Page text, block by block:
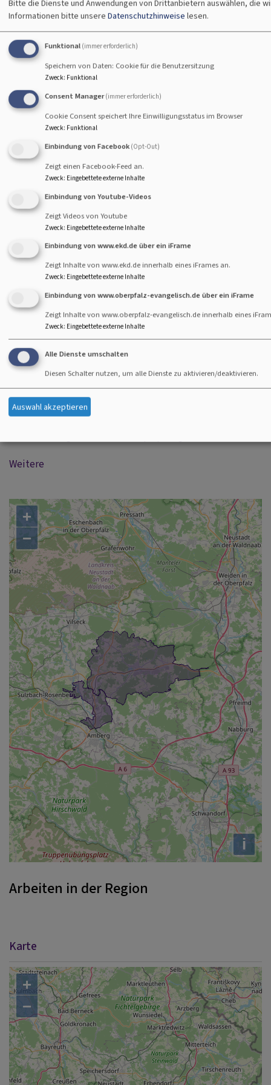
Christopher Street Day in Nürnberg: "Wir stehen als
Gesellschaft und als Kirche zusammen"
72 Stunden: Bayerische Posaunenchöre stellen
Hiroshima und Nagasaki: Friedensgruppen erinnern an
Atombombenabwürfe
Weidenkirche Pappenheim: "Segen2Ride"
500 Jahre Melanchthon-Schule: Glaube macht den
Unterschied
"Herzen hoch für dich!"
BR-Radltour: Mit Gottes Segen unterwegs
Windsbacher Knabenchor: "jung & laut"
Trauerbegleitung: Abschied nehmen – auch online
Begleitung für Familien: Die Glaubensentdecker
Augsburger Hohes Friedensfest 2026: Frieden braucht
Lila Nacht & Fest der weltweiten Kirche: Die Kirche, und
wie sie sein soll
Fernsehgottesdienst: "Segnet, die euch verfluchen!"
Evangelische Jugend Nürnberg: Bürgerpreis für
"Brügg'nbauer"
Weitere
+
−
i
Arbeiten in der Region
Karte
+
−
Bitte die Dienste und Anwendungen von Drittanbietern auswählen, die
Informationen bitte unsere Datenschutzhinweise lesen.
Funktional (immer erforderlich)
Speichern von Daten: Cookie für die Benutzersitzung
Zweck: Funktional
Consent Manager (immer erforderlich)
Cookie Consent speichert Ihre Einwilligungsstatus im Browser
Zweck: Funktional
Einbindung von Facebook (Opt-Out)
Zeigt einen Facebook-Feed an.
Zweck: Eingebettete externe Inhalte
Einbindung von Youtube-Videos
Zeigt Videos von Youtube
Zweck: Eingebettete externe Inhalte
Einbindung von www.ekd.de über ein iFrame
Zeigt Inhalte von www.ekd.de innerhalb eines iFrames an.
Zweck: Eingebettete externe Inhalte
Einbindung von www.oberpfalz-evangelisch.de über ein iFrame
Zeigt Inhalte von www.oberpfalz-evangelisch.de innerhalb eines
Zweck: Eingebettete externe Inhalte
Alle Dienste umschalten
Diesen Schalter nutzen, um alle Dienste zu aktivieren/deaktivieren.
Auswahl akzeptieren